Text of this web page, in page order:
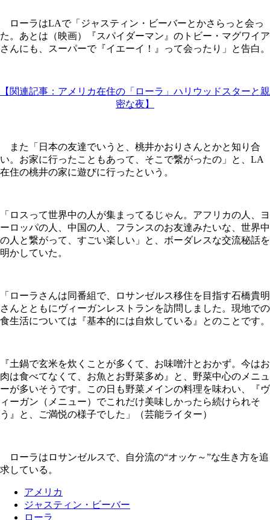
ローラはLAで「ジャスティン・ビーバーとかさらっと会っ
た。あとは（映画）『スパイダーマン』のトビー・マグワイア
さんにも、スーパーで『イエーイ！』って会ったり」と告白。
【関連記事：アメリカ在住の「ローラ」ハリウッドスターと親
密な夜】
また「日本の友達でいうと、桃井かおりさんとかと知り合
い。お家に行ったこともあって、そこで繋がったの」と、LA
在住の桃井の家に遊びに行ったという。
「ロスって世界中の人が集まってるじゃん。アフリカの人、ヨ
ーロッパの人、中国の人、フランスのお友達みたいな、世界中
の人と繋がって、すごい楽しい」と、ボーダレスな交流秘話を
明かしていた。
「ローラさんは同番組で、ロサンゼルス移住を目指す石橋貴明
さんとともにヴィーガンレストランを訪問しました。現地での
食生活については『基本的には自炊している』とのことです。
『土鍋で玄米を炊くことが多くて、お味噌汁とおかず。今はお
肉は食べてなくて、お魚とお野菜多め』と、野菜中心のメニュ
ーが多いそうです。この日も野菜メインの料理を味わい、『ヴ
ィーガン（メニュー）でこれだけ美味しかったら続けられそ
う』と、ご満悦の様子でした」（芸能ライター）
ローラはロサンゼルスで、自分流の“オッケ～”な生き方を追
求している。
アメリカ
ジャスティン・ビーバー
ローラ